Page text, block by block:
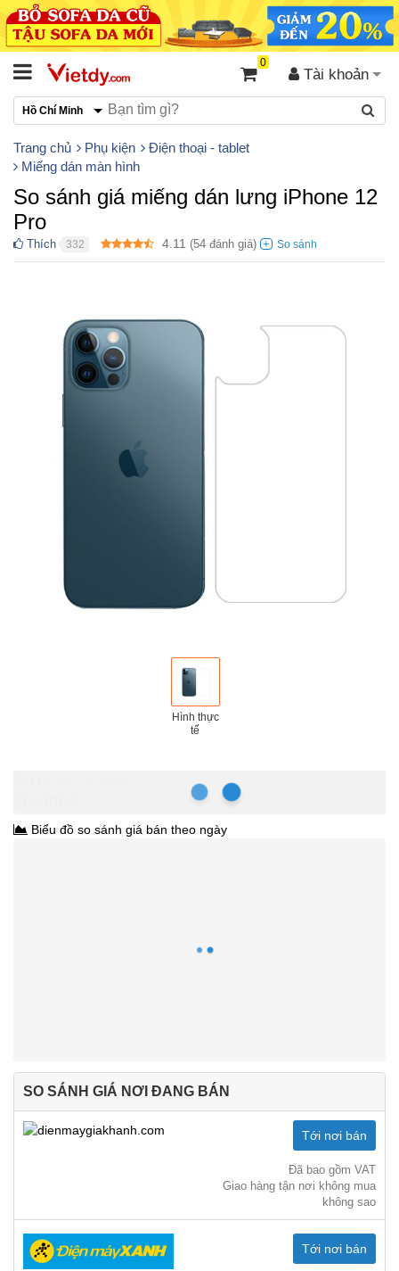
Tài khoản
0
Hồ Chí Minh
Trang chủ Phụ kiện
Điện thoại - tablet
Miếng dán màn hình
So sánh giá miếng dán lưng iPhone 12
Pro
Thích 332 4.11 (54 đánh giá)
Hình thực
tế
Biểu đồ so sánh giá bán theo ngày
SO SÁNH GIÁ NƠI ĐANG BÁN
Tới nơi bán
Đã bao gồm VAT
Giao hàng tận nơi không mua
không sao
Tới nơi bán